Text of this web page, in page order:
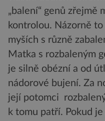
„balení“ genů zřejmě
kontrolou. Názorně
myších s různě
Matka s rozbaleným
je silně obézní a od
nádorové bujení. Za
její potomci
k tomu patří. Pokud